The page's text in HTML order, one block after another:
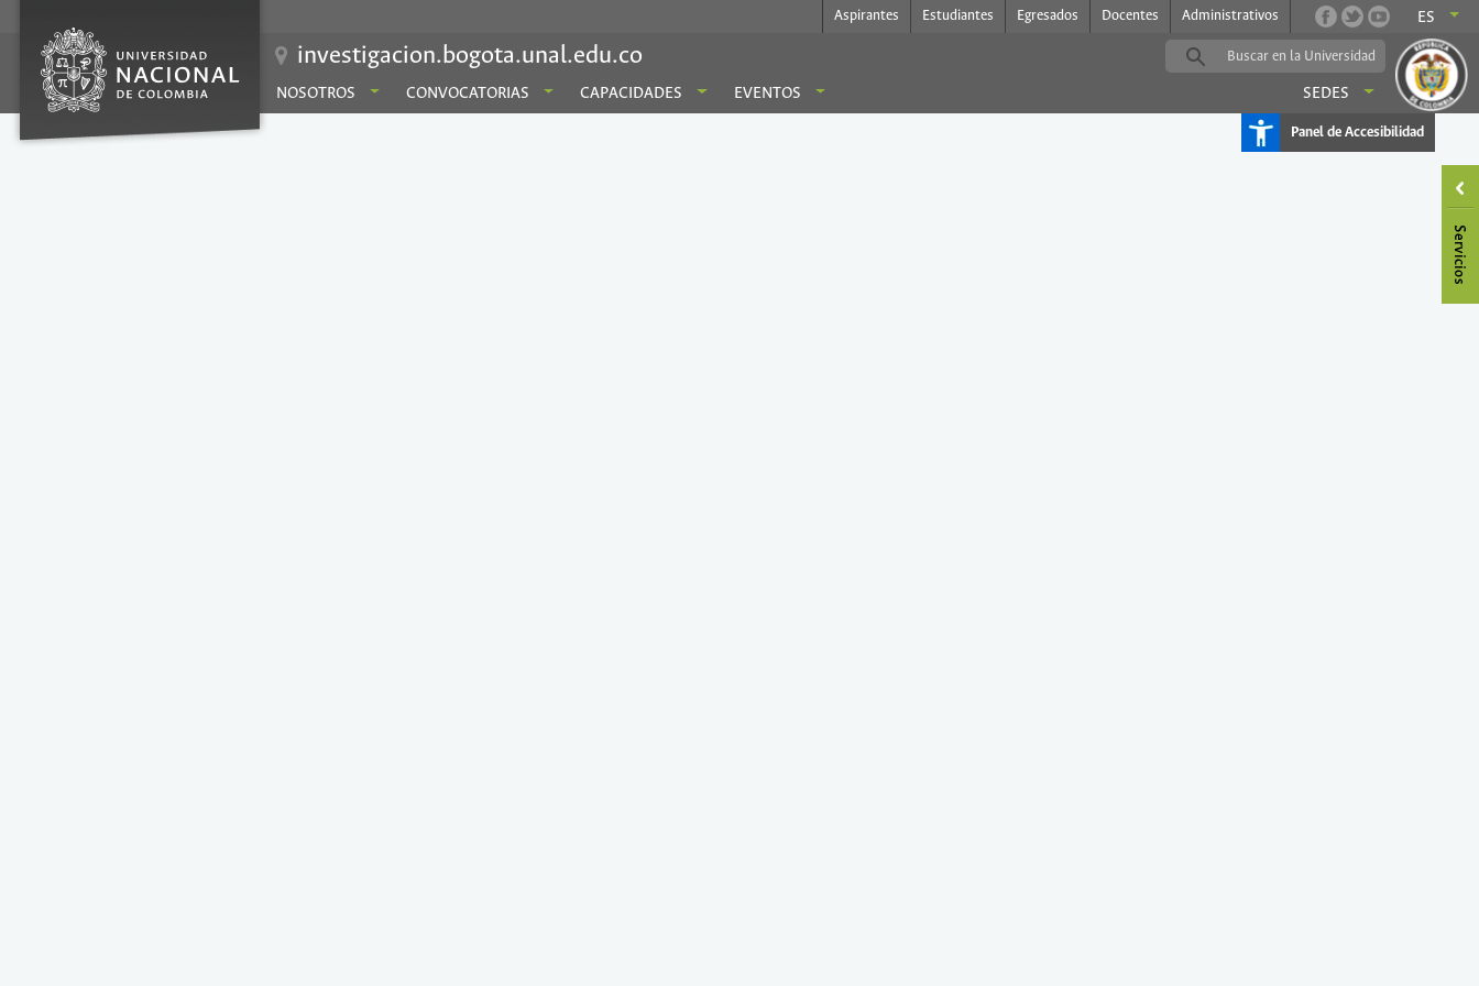
Aspirantes Estudiantes Egresados Docentes Administrativos ES
investigacion.bogota.unal.edu.co
NOSOTROS CONVOCATORIAS CAPACIDADES EVENTOS SEDES
Panel de Accesibilidad